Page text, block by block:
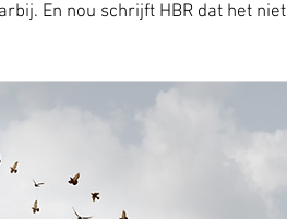
En nou schrijft HBR dat het niet